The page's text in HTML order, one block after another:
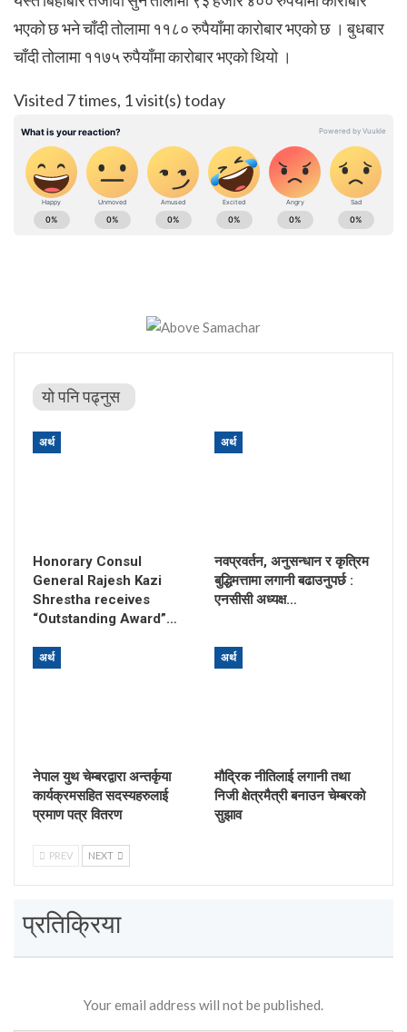
भएको छ भने चाँदी तोलामा ११८० रुपैयाँमा कारोबार भएको छ । बुधबार
चाँदी तोलामा ११७५ रुपैयाँमा कारोबार भएको थियो ।
Visited 7 times, 1 visit(s) today
यो पनि पढ्नुस
अर्थ
Honorary Consul
General Rajesh Kazi
Shrestha receives
“Outstanding Award”…
अर्थ
नवप्रवर्तन, अनुसन्धान र कृत्रिम
बुद्धिमत्तामा लगानी बढाउनुपर्छ :
एनसीसी अध्यक्ष…
अर्थ
नेपाल युथ चेम्बरद्वारा अन्तर्कृया
कार्यक्रमसहित सदस्यहरुलाई
प्रमाण पत्र वितरण
अर्थ
मौद्रिक नीतिलाई लगानी तथा
निजी क्षेत्रमैत्री बनाउन चेम्बरको
सुझाव
PREV NEXT
प्रतिक्रिया
Your email address will not be published.